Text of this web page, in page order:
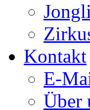
Kontakt
E-
Über